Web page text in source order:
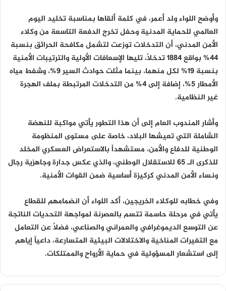
وأوضح اللواء ولد أعمر، في كلمة ألقاها بمناسبة تخليد اليوم
العالمي للحماية المدنية وحفل تخرج الدفعة التاسعة من وكلاء
الأمن المدني، أن التدخلات توزعت لتشمل مكافحة الحرائق بنسبة
44% بواقع 1884 تدخلاً، تليها الإسعافات الأولية والترتيبات الأمنية
بنسبة 19% لكل منهما، بينما مثلت حوادث السير 9%، وشفط مياه
الأمطار 5%، إضافة إلى 4% من التدخلات المرتبطة بملف الهجرة
غير النظامية.
وأشار المندوب العام إلى أن هذا التطور يأتي مواكبة للنهضة
الشاملة التي تعيشها البلاد، خاصة على مستوى المنظومة
الوطنية للدفاع والأمن، مستشهداً بالاستعراض العسكري المخلد
للذكرى الـ 65 للاستقلال الوطني، والذي عكس جدارة وجاهزية رجال
ونساء الأمن المدني كركيزة أساسية ضمن القوات الأمنية.
وفي خطابه للوكلاء الخريجين، أكد اللواء أن انضمامهم للقطاع
يأتي في مرحلة حاسمة تتسم بالعصرنة لمواجهة التحديات الناتجة
عن التوسع الديموغرافي والعمراني والصناعي، فضلاً عن التعامل
مع التغيرات المناخية والاختلالات البيئية المتسارعة، داعياً إياهم
إلى استشعار المسؤولية في حماية الأرواح والممتلكات.